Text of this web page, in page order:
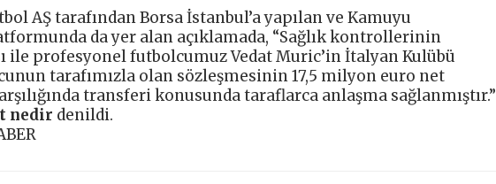
AŞ tarafından Borsa İstanbul’a yapılan ve Kamuyu
da yer alan açıklamada, “Sağlık kontrollerinin
ile profesyonel futbolcumuz Vedat Muric’in İtalyan Kulübü
tarafımızla olan sözleşmesinin 17,5 milyon euro net
transferi konusunda taraflarca anlaşma sağlanmıştır.”
nedir denildi.